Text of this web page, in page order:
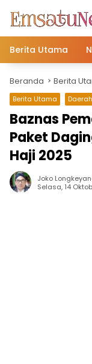
konten
Berita Utama
Beranda Berita
Berita Utama Daerah
Baznas
Paket
Haji 2025
Joko
Selasa, 14